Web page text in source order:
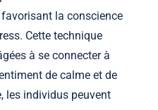
la conscience
Cette technique
à se connecter à
de calme et de
les individus peuvent